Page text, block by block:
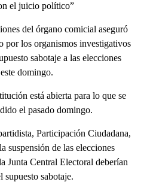
el juicio político”
del órgano comicial aseguró
por los organismos investigativos
sabotaje a las elecciones
domingo.
está abierta para lo que se
el pasado domingo.
Participación Ciudadana,
suspensión de las elecciones
Junta Central Electoral deberían
supuesto sabotaje.